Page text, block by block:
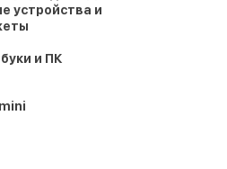
устройства и
и ПК